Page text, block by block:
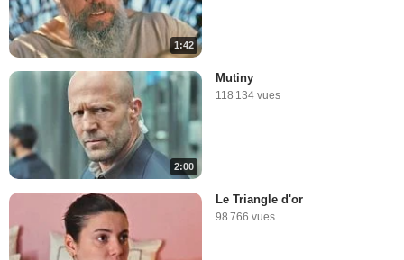
1:42
2:00
Mutiny
118 134 vues
Le Triangle d'or
98 766 vues